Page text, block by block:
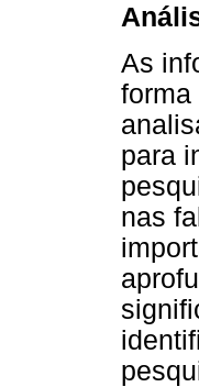
As
forma
para
nas